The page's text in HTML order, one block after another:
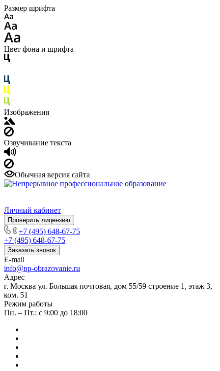
Размер шрифта
Цвет фона и шрифта
Изображения
Озвучивание текста
Обычная версия сайта
Личный кабинет
Проверить лицензию
+7 (495) 648-67-75
+7 (495) 648-67-75
Заказать звонок
E-mail
info@np-obrazovanie.ru
Адрес
г. Москва ул. Большая почтовая, дом 55/59 строение 1, этаж 3,
ком. 51
Режим работы
Пн. – Пт.: с 9:00 до 18:00